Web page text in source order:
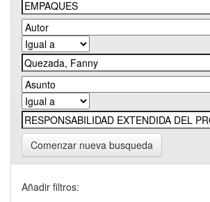
Comenzar nueva busqueda
Añadir filtros: